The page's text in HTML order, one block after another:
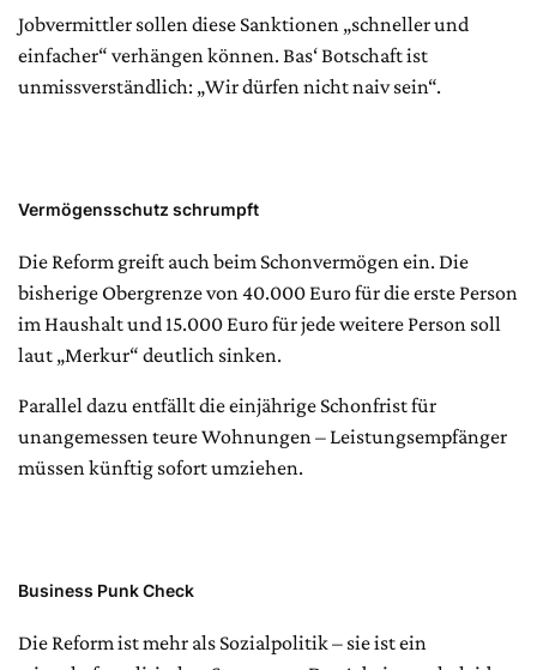
Jobvermittler sollen diese Sanktionen „schneller und
einfacher“ verhängen können. Bas‘ Botschaft ist
unmissverständlich: „Wir dürfen nicht naiv sein“.
Vermögensschutz schrumpft
Die Reform greift auch beim Schonvermögen ein. Die
bisherige Obergrenze von 40.000 Euro für die erste Person
im Haushalt und 15.000 Euro für jede weitere Person soll
laut „Merkur“ deutlich sinken.
Parallel dazu entfällt die einjährige Schonfrist für
unangemessen teure Wohnungen – Leistungsempfänger
müssen künftig sofort umziehen.
Business Punk Check
Die Reform ist mehr als Sozialpolitik – sie ist ein